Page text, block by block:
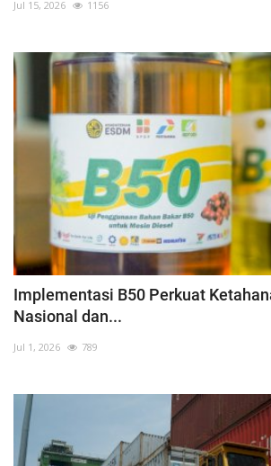
Jul 15, 2026 1156
Implementasi B50 Perkuat
Nasional dan...
Jul 1, 2026 789